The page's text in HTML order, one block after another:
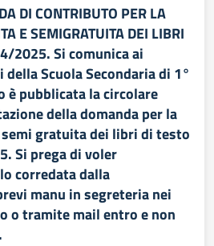
DI CONTRIBUTO PER LA
E SEMIGRATUITA DEI LIBRI
2025. Si comunica ai
Scuola Secondaria di 1°
è pubblicata la circolare
della domanda per la
gratuita dei libri di testo
Si prega di voler
corredata dalla
manu in segreteria nei
o tramite mail entro e non